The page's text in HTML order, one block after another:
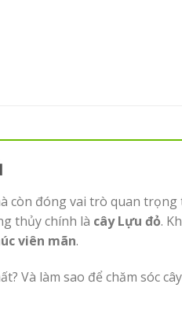
còn đóng vai trò quan trọng
thủy chính là cây Lựu đỏ.
viên mãn.
Và làm sao để chăm sóc